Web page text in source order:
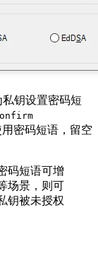
钥设置密码短
密码短语，留空
码短语可增
场景，则可
钥被未授权